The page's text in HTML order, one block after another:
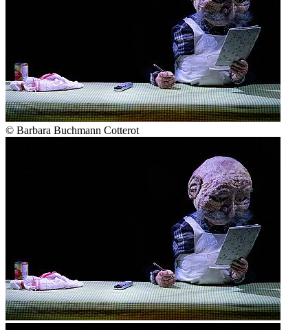
© Barbara Buchmann Cotterot